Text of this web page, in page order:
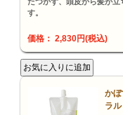
す。
価格： 2,830円(税込)
か
ラル